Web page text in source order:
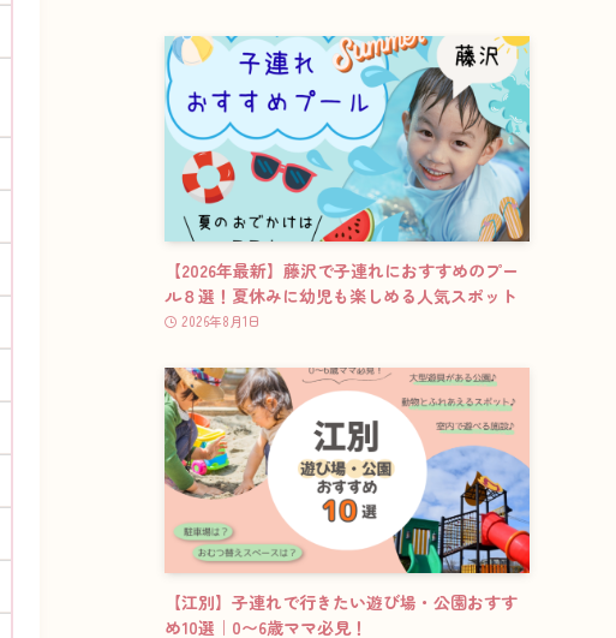
【2026年最新】藤沢で子連れにおすすめのプー
ル８選！夏休みに幼児も楽しめる人気スポット
2026年8月1日
【江別】子連れで行きたい遊び場・公園おすす
め10選｜0〜6歳ママ必見！